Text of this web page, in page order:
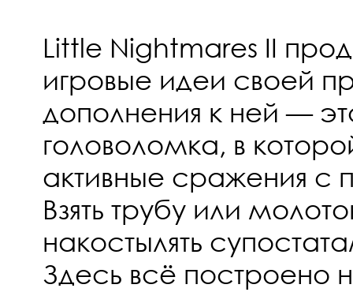
Little Nightmares II
игровые идеи своей
дополнения к ней —
головоломка, в
активные сражения с
Взять трубу или
накостылять
Здесь всё построено